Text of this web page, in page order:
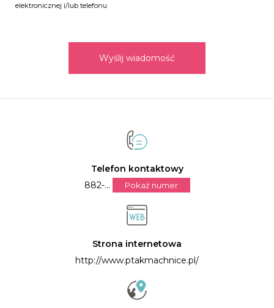
elektronicznej i/lub telefonu
Wyślij wiadomość
Telefon kontaktowy
882-...
Pokaż numer
Strona internetowa
http://www.ptakmachnice.pl/